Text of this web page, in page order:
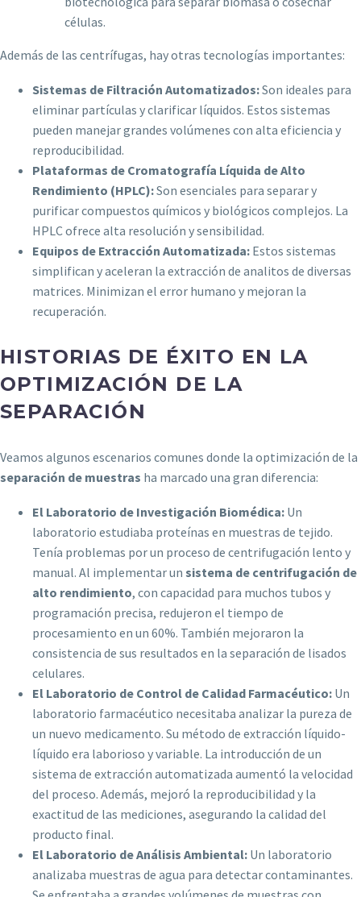
células.
Además de las centrífugas, hay otras tecnologías importantes:
Sistemas de Filtración Automatizados:Son ideales para
eliminar partículas y clarificar líquidos. Estos sistemas
pueden manejar grandes volúmenes con alta eficiencia y
reproducibilidad.
Plataformas de Cromatografía Líquida de Alto
Rendimiento (HPLC):Son esenciales para separar y
purificar compuestos químicos y biológicos complejos. La
HPLC ofrece alta resolución y sensibilidad.
Equipos de Extracción Automatizada: Estos sistemas
simplifican y aceleran la extracción de analitos de diversas
matrices. Minimizan el error humano y mejoran la
recuperación.
HISTORIAS DE ÉXITO EN LA
OPTIMIZACIÓN DE LA
SEPARACIÓN
Veamos algunos escenarios comunes donde la optimización de la
separación de muestras ha marcado una gran diferencia:
El Laboratorio de Investigación Biomédica: Un
laboratorio estudiaba proteínas en muestras de tejido.
Tenía problemas por un proceso de centrifugación lento y
manual. Al implementar un sistema de centrifugación de
alto rendimiento, con capacidad para muchos tubos y
programación precisa, redujeron el tiempo de
procesamiento en un 60%. También mejoraron la
consistencia de sus resultados en la separación de lisados
celulares.
El Laboratorio de Control de Calidad Farmacéutico: Un
laboratorio farmacéutico necesitaba analizar la pureza de
un nuevo medicamento. Su método de extracción líquido-
líquido era laborioso y variable. La introducción de un
sistema de extracción automatizada aumentó la velocidad
del proceso. Además, mejoró la reproducibilidad y la
exactitud de las mediciones, asegurando la calidad del
producto final.
El Laboratorio de Análisis Ambiental: Un laboratorio
analizaba muestras de agua para detectar contaminantes.